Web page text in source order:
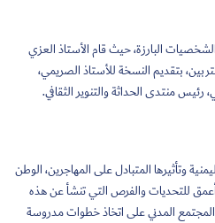
البارزة، حيث قام الأستاذ العزي
بتقديم النسخة للأستاذ الصريمي،
رئيس منتدى الحداثة والتنوير الثقافي.
وتأثيرها المتبادل على المهاجرين، الوطن
أعمق للتحديات والفرص التي تنشأ عن هذه
المدني على اتخاذ خطوات مدروسة